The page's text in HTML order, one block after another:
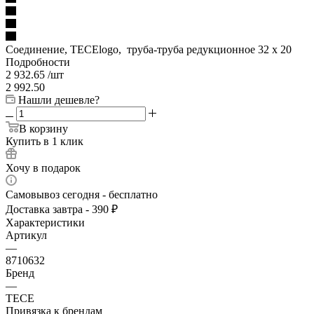
Соединение, TECElogo, труба-труба редукционное 32 х 20
Подробности
2 932.65 /шт
2 992.50
Нашли дешевле?
В корзину
Купить в 1 клик
Хочу в подарок
Самовывоз сегодня - бесплатно
Доставка завтра - 390 ₽
Характеристики
Артикул
—
8710632
Бренд
—
TECE
Привязка к брендам